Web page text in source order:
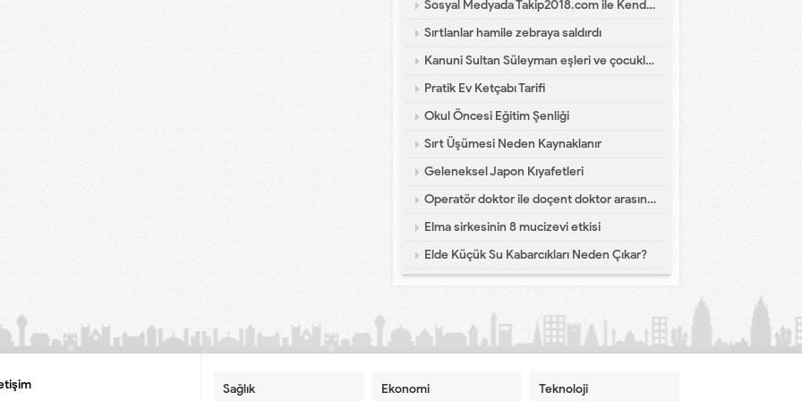
Sosyal Medyada Takip2018.com ile Kendi Dünyanı Yarat
Sırtlanlar hamile zebraya saldırdı
Kanuni Sultan Süleyman eşleri ve çocukları hakkında bilgi
Pratik Ev Ketçabı Tarifi
Okul Öncesi Eğitim Şenliği
Sırt Üşümesi Neden Kaynaklanır
Geleneksel Japon Kıyafetleri
Operatör doktor ile doçent doktor arasındaki fark?
Elma sirkesinin 8 mucizevi etkisi
Elde Küçük Su Kabarcıkları Neden Çıkar?
Sağlık Ekonomi Teknoloji